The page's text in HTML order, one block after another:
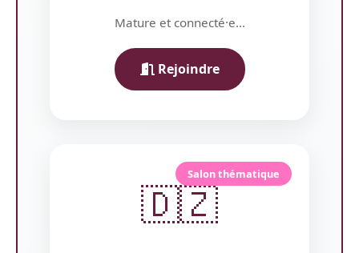
Mature et connecté·e...
Rejoindre
Salon thématique
🇩🇿